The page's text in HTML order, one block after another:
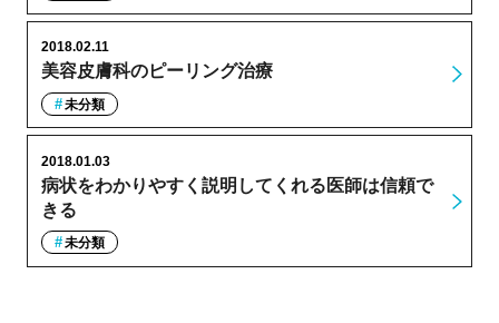
美容皮膚科のピーリング治療
2018.02.11
未分類
病状をわかりやすく説明してくれる医師は信頼で
きる
2018.01.03
未分類